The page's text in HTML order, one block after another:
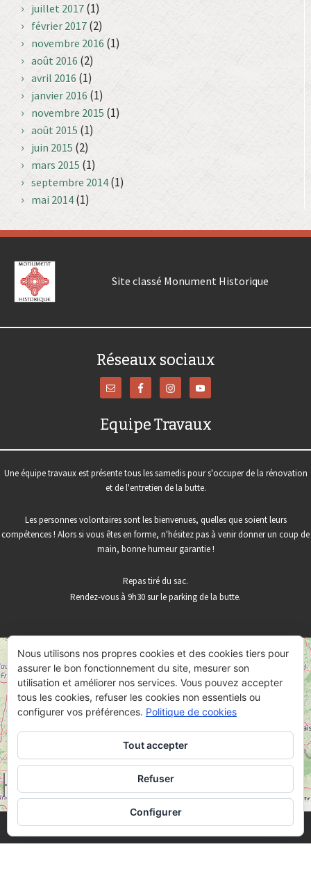
juillet 2017 (1)
février 2017 (2)
novembre 2016 (1)
août 2016 (2)
avril 2016 (1)
janvier 2016 (1)
novembre 2015 (1)
août 2015 (1)
juin 2015 (2)
mars 2015 (1)
septembre 2014 (1)
mai 2014 (1)
Site classé Monument Historique
Réseaux sociaux
Equipe Travaux
Une équipe travaux est présente tous les samedis pour s'occuper de la rénovation
et de l'entretien de la butte.
Les personnes volontaires sont les bienvenues, quelles que soient leurs
compétences ! Alors si vous êtes en forme, n'hésitez pas à venir donner un coup de
main, bonne humeur garantie !
Repas tiré du sac.
Rendez-vous à 9h30 sur le parking de la butte.
+
30 mi
Nous utilisons nos propres cookies et des cookies tiers pour
assurer le bon fonctionnement du site, mesurer son
utilisation et améliorer nos services. Vous pouvez accepter
tous les cookies, refuser les cookies non essentiels ou
configurer vos préférences. Politique de cookies
Tout accepter
Refuser
Configurer